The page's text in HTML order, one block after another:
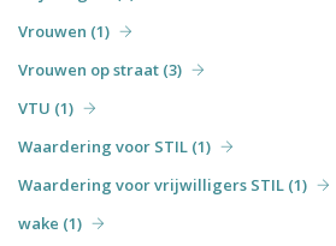
Vrouwen (1)
Vrouwen op straat (3)
VTU (1)
Waardering voor STIL (1)
Waardering voor vrijwilligers STIL (1)
wake (1)